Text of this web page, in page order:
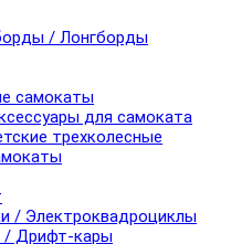
/ Лонгборды
самокаты
для самоката
трехколесные
/ Электроквадроциклы
/ Дрифт-кары